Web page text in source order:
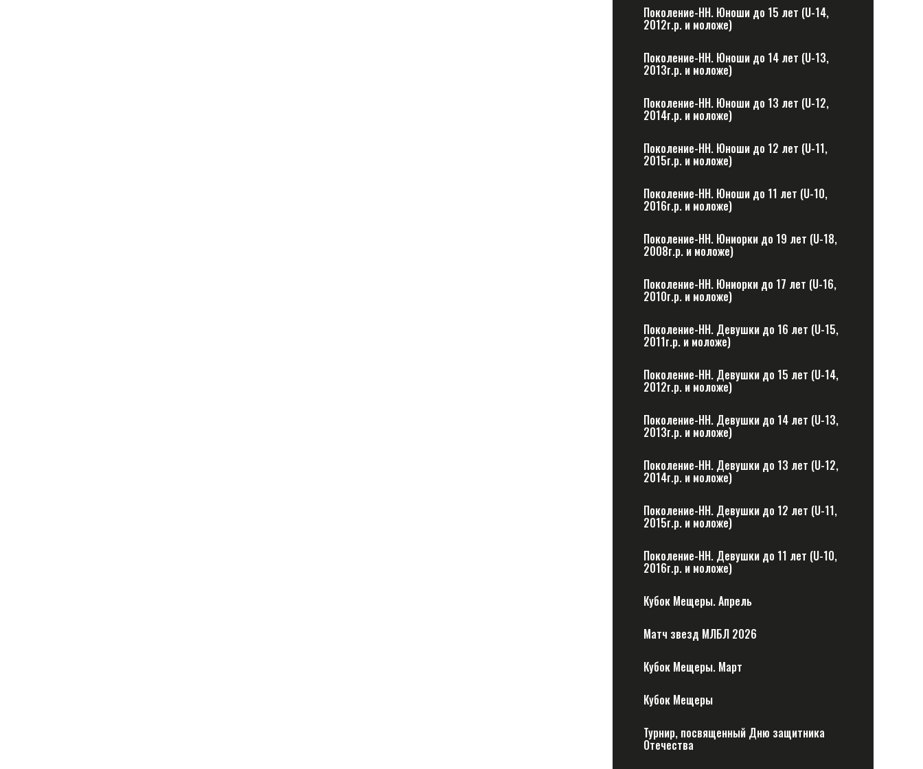
Поколение-НН. Юноши до 15 лет (U-14,
2012г.р. и моложе)
Поколение-НН. Юноши до 14 лет (U-13,
2013г.р. и моложе)
Поколение-НН. Юноши до 13 лет (U-12,
2014г.р. и моложе)
Поколение-НН. Юноши до 12 лет (U-11,
2015г.р. и моложе)
Поколение-НН. Юноши до 11 лет (U-10,
2016г.р. и моложе)
Поколение-НН. Юниорки до 19 лет (U-18,
2008г.р. и моложе)
Поколение-НН. Юниорки до 17 лет (U-16,
2010г.р. и моложе)
Поколение-НН. Девушки до 16 лет (U-15,
2011г.р. и моложе)
Поколение-НН. Девушки до 15 лет (U-14,
2012г.р. и моложе)
Поколение-НН. Девушки до 14 лет (U-13,
2013г.р. и моложе)
Поколение-НН. Девушки до 13 лет (U-12,
2014г.р. и моложе)
Поколение-НН. Девушки до 12 лет (U-11,
2015г.р. и моложе)
Поколение-НН. Девушки до 11 лет (U-10,
2016г.р. и моложе)
Кубок Мещеры. Апрель
Матч звезд МЛБЛ 2026
Кубок Мещеры. Март
Кубок Мещеры
Турнир, посвященный Дню защитника
Отечества